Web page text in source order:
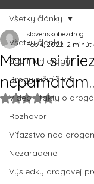
Všetky články
Zabili ich drogy
Drogy ničia život
Video - fakty o
Rozhovor
Víťazstvo nad
Nezaradené
Výsledky drogovej
Všetky články
Mamu si
slovenskobezdrog
Feb 4, 2022 2 minút
Hodnotenie NaN